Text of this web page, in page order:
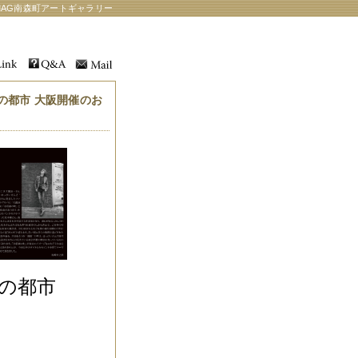
南森町アートギャラリー
都市 大阪開催のお
都市